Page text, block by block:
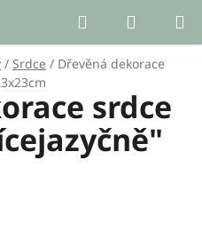
Hledat
KOŠÍK
/ Srdce / Dřevěná dekorace
srdce